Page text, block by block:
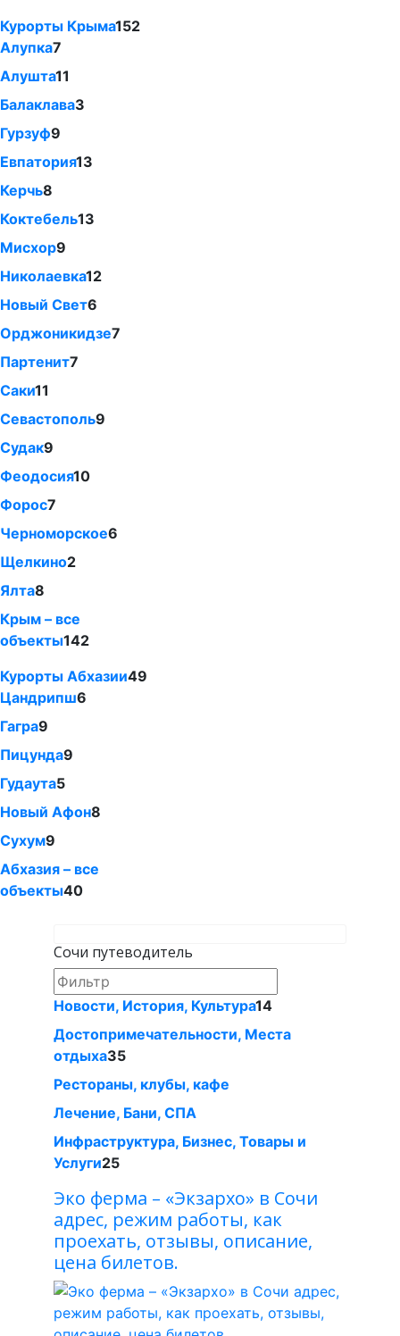
Курорты Крыма152
Алупка7
Алушта11
Балаклава3
Гурзуф9
Евпатория13
Керчь8
Коктебель13
Мисхор9
Николаевка12
Новый Свет6
Орджоникидзе7
Партенит7
Саки11
Севастополь9
Судак9
Феодосия10
Форос7
Черноморское6
Щелкино2
Ялта8
Крым – все
объекты142
Курорты Абхазии49
Цандрипш6
Гагра9
Пицунда9
Гудаута5
Новый Афон8
Сухум9
Абхазия – все
объекты40
Сочи путеводитель
Новости, История, Культура14
Достопримечательности, Места
отдыха35
Рестораны, клубы, кафе
Лечение, Бани, СПА
Инфраструктура, Бизнес, Товары и
Услуги25
Эко ферма – «Экзархо» в Сочи
адрес, режим работы, как
проехать, отзывы, описание,
цена билетов.